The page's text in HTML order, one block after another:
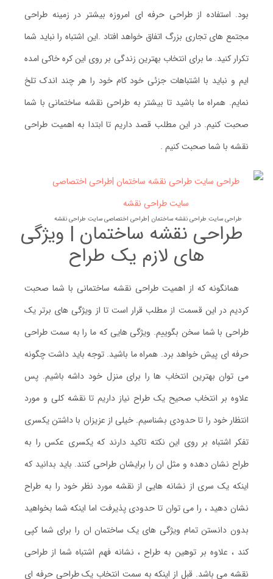
بود. استفاده از طراحی حرفه ای امروزه بیشتر در زمینه طراحی
مجتمع های تجاری بزرگ اتفاق خواهد افتاد .این اشتباه را نباید شما
تکرار کنید. ما برای انتخاب بهترین زندگی بر روی این کره خاکی امده
ایم و نباید با اشتباهات جزئی خود کام خود را هر چند اندک تلخ
نمایم. همراه ما باشید تا بیشتر به طراحی نقشه ساختمانی با شما
صحبت کنیم. در این مطلب قصد داریم تا ابتدا به اهمیت طراحی
نقشه با شما صحبت کنیم .
طراحی سایت طراحی نقشه ساختمان |طراحی اختصاصی سایت طراحی نقشه
طراحی نقشه ساختمان | ویژگی
های لازم یک طراح
همانگونه که از اهمیت طراحی نقشه ساختمانی با شما صحبت
کردیم در این قسمت از مطلب قرار است تا از ویژگی های برتر یک
طراحی با شما سخن بگوییم. ویژگی هایی که ما را به سمت طراحی
حرفه ای پیش خواهد برد. همراه ما باشید. توجه باید داشت چگونه
می توان بهترین انتخاب ها را برای منزل خود داشه باشیم. پس
علاوه بر انتخاب صحیح یک طراح نیاز داریم تا نقشه کلی و مورد
انتظار خود را تا حدودی بشناسیم. خیلی از عزیزان با داشتن یکسری
تفکر اشتباه بر روی این نکته تاکید دارند که یکسری عکس را به
طراح نشان دهده و مثل ان را برایشان طراحی کنند. باید بدانید که
اینکه یک سری از نشانه هایی از نقشه مورد نظر خود را به طراح
نشان دهید ، را می توان تا حدودی پذیرفت اما اینکه شما بخواهید
بدون دانستن تمام ویژگی های یک ساختمان ان را برای شما کپی
کند ، علاوه بر توهین به طراح ، نشانه فهم اشتباه شما از طراحی
نقشه می باشد. قبل از اینکه به سمت انتخاب یک طراحی حرفه ای